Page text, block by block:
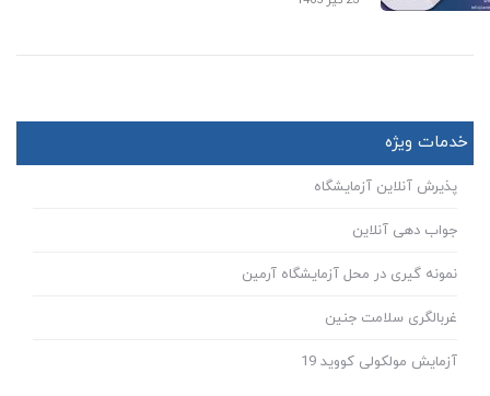
خدمات ویژه
پذیرش آنلاین آزمایشگاه
جواب دهی آنلاین
نمونه گیری در محل آزمایشگاه آرمین
غربالگری سلامت جنین
آزمایش مولکولی کووید 19